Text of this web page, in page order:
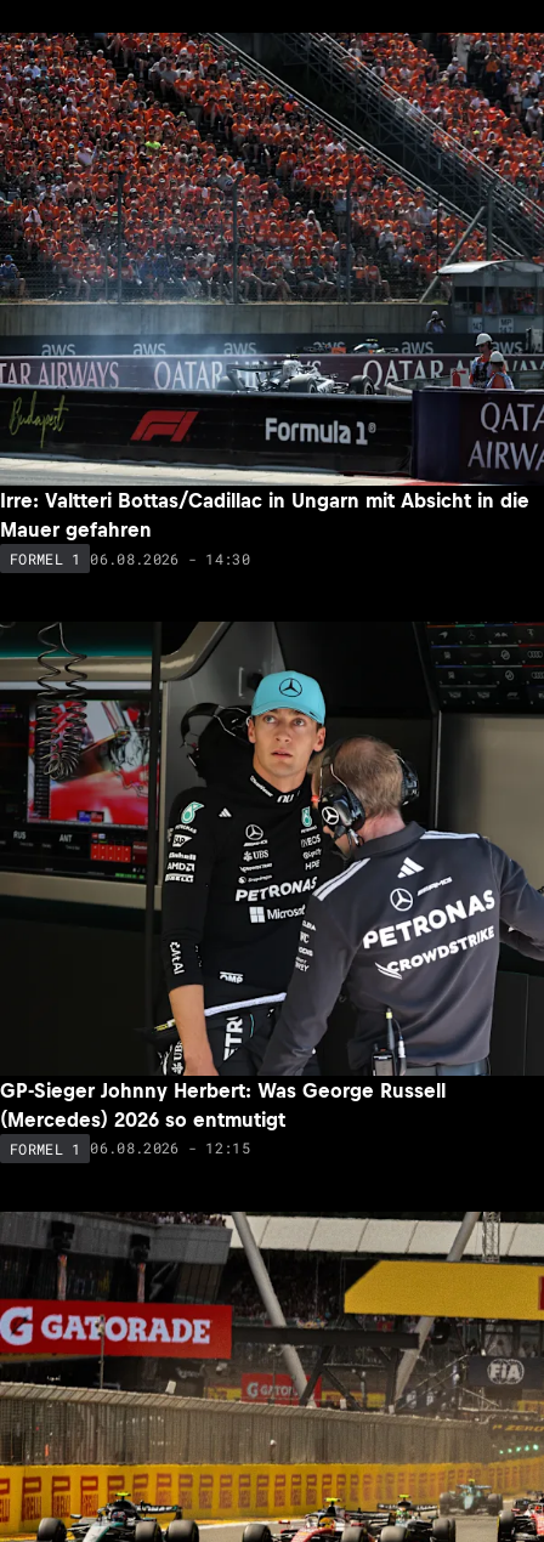
Irre: Valtteri Bottas/Cadillac in Ungarn mit Absicht in die
Mauer gefahren
FORMEL 1 06.08.2026 - 14:30
GP-Sieger Johnny Herbert: Was George Russell
(Mercedes) 2026 so entmutigt
FORMEL 1 06.08.2026 - 12:15